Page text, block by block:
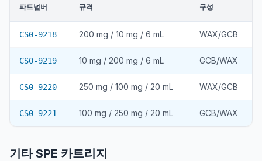
파트넘버 규격 구성
CS0-9218 200 mg / 10 mg / 6 mL WAX/GCB
CS0-9219 10 mg / 200 mg / 6 mL GCB/WAX
CS0-9220 250 mg / 100 mg / 20 mL WAX/GCB
CS0-9221 100 mg / 250 mg / 20 mL GCB/WAX
기타 SPE 카트리지